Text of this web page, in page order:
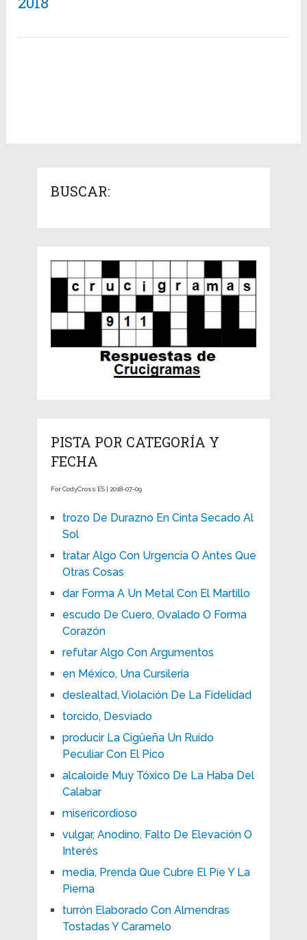
BUSCAR:
PISTA POR CATEGORÍA Y
FECHA
For CodyCross ES | 2018-07-09
trozo De Durazno En Cinta Secado Al
Sol
tratar Algo Con Urgencia O Antes Que
Otras Cosas
dar Forma A Un Metal Con El Martillo
escudo De Cuero, Ovalado O Forma
Corazón
refutar Algo Con Argumentos
en México, Una Cursilería
deslealtad, Violación De La Fidelidad
torcido, Desviado
producir La Cigüeña Un Ruido
Peculiar Con El Pico
alcaloide Muy Tóxico De La Haba Del
Calabar
misericordioso
vulgar, Anodino, Falto De Elevación O
Interés
media, Prenda Que Cubre El Pie Y La
Pierna
turrón Elaborado Con Almendras
Tostadas Y Caramelo